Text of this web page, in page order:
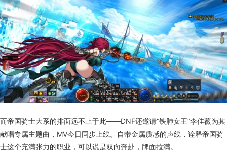
而帝国骑士大系的排面远不止于此——DNF还邀请“铁肺女王”李佳薇为其
献唱专属主题曲，MV今日同步上线。自带金属质感的声线，诠释帝国骑
士这个充满张力的职业，可以说是双向奔赴，牌面拉满。